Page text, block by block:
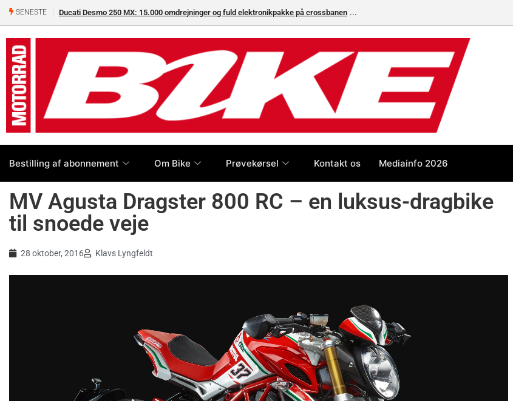
SENESTE Ducati Desmo 250 MX: 15.000 omdrejninger og fuld elektronikpakke på crossbanen
Bestilling af abonnement Om Bike Prøvekørsel Kontakt os Mediainfo 2026
MV Agusta Dragster 800 RC – en luksus-dragbike
til snoede veje
28 oktober, 2016 Klavs Lyngfeldt